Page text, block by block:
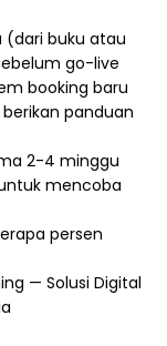
(dari buku atau
go-live
booking baru
panduan
2-4 minggu
mencoba
persen
— Solusi Digital